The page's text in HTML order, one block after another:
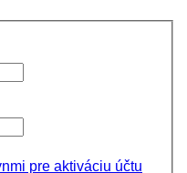
pre aktiváciu účtu